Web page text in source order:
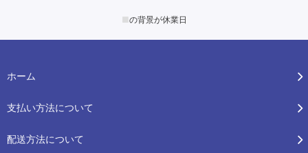
■の背景が休業日
ホーム
支払い方法について
配送方法について